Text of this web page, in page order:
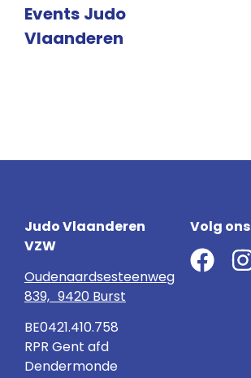
Events Judo
Vlaanderen
Judo Vlaanderen
VZW
Oudenaardsesteenweg
839, 9420 Burst
BE0421.410.758
RPR Gent afd
Dendermonde
Volg ons